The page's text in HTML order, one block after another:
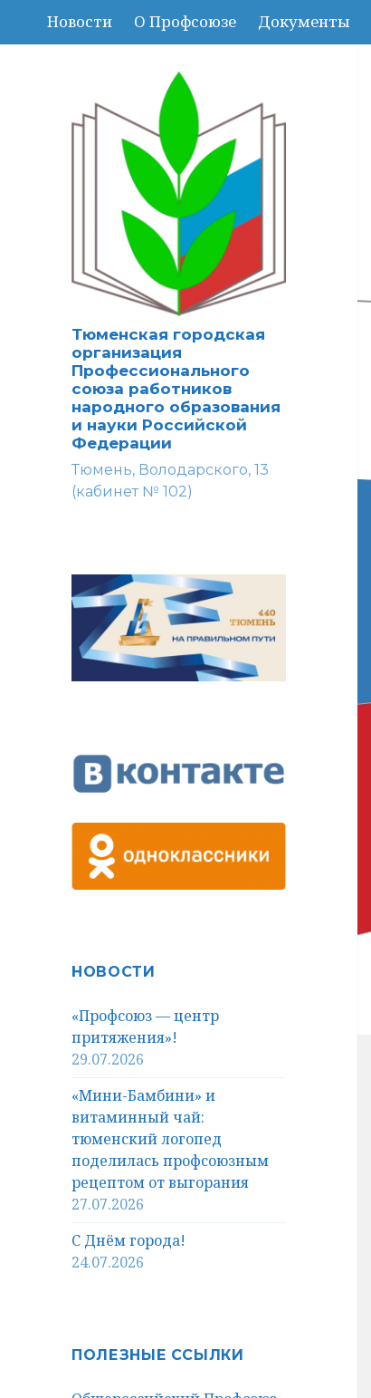
Новости О Профсоюзе Документы
Тюменская городская
организация
Профессионального
союза работников
народного образования
и науки Российской
Федерации
Тюмень, Володарского, 13
(кабинет № 102)
НОВОСТИ
«Профсоюз — центр
притяжения»!
29.07.2026
«Мини-Бамбини» и
витаминный чай:
тюменский логопед
поделилась профсоюзным
рецептом от выгорания
27.07.2026
С Днём города!
24.07.2026
ПОЛЕЗНЫЕ ССЫЛКИ